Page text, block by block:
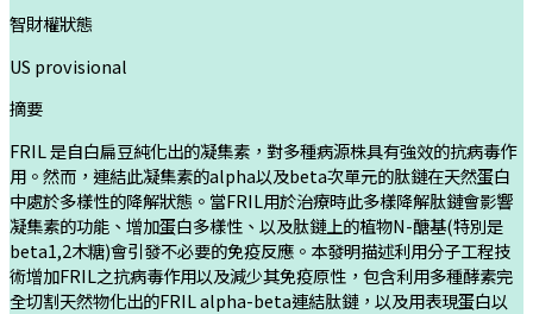
智財權狀態
US provisional
摘要
FRIL 是自白扁豆純化出的凝集素，對多種病源株具有強效的抗病毒作
用。然而，連結此凝集素的alpha以及beta次單元的肽鏈在天然蛋白
中處於多樣性的降解狀態。當FRIL用於治療時此多樣降解肽鏈會影響
凝集素的功能、增加蛋白多樣性、以及肽鏈上的植物N-醣基(特別是
beta1,2木糖)會引發不必要的免疫反應。本發明描述利用分子工程技
術增加FRIL之抗病毒作用以及減少其免疫原性，包含利用多種酵素完
全切割天然物化出的FRIL alpha-beta連結肽鏈，以及用表現蛋白以